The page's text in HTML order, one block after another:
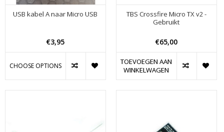
USB kabel A naar Micro USB
€3,95
CHOOSE OPTIONS
TBS Crossfire Micro TX v2 -
Gebruikt
€65,00
TOEVOEGEN AAN
WINKELWAGEN